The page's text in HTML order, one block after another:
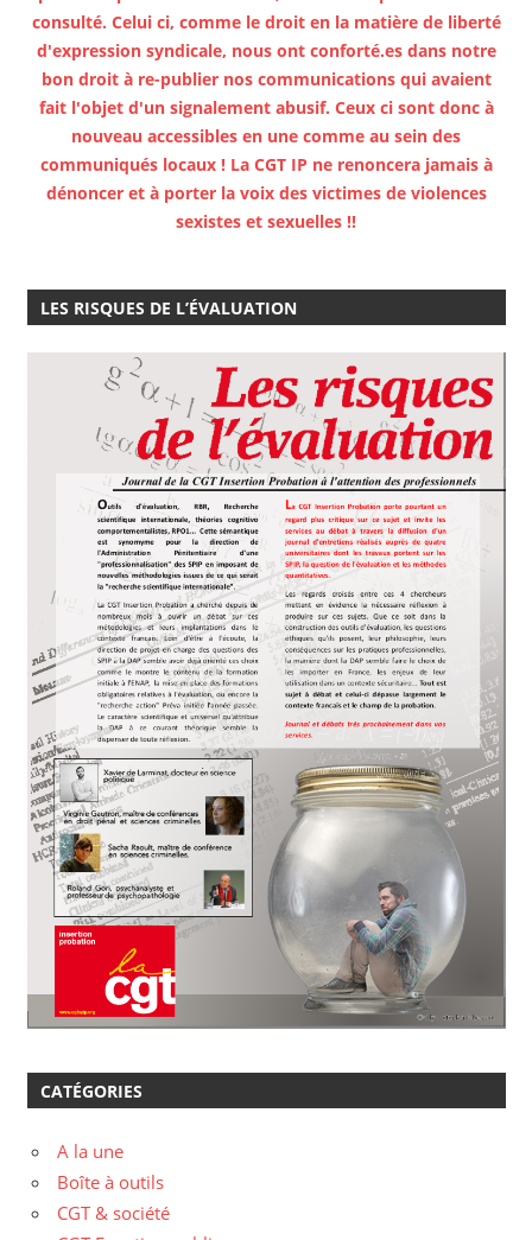
consulté. Celui ci, comme le droit en la matière de liberté
d'expression syndicale, nous ont conforté.es dans notre
bon droit à re-publier nos communications qui avaient
fait l'objet d'un signalement abusif. Ceux ci sont donc à
nouveau accessibles en une comme au sein des
communiqués locaux ! La CGT IP ne renoncera jamais à
dénoncer et à porter la voix des victimes de violences
sexistes et sexuelles !!
LES RISQUES DE L’ÉVALUATION
CATÉGORIES
A la une
Boîte à outils
CGT & société